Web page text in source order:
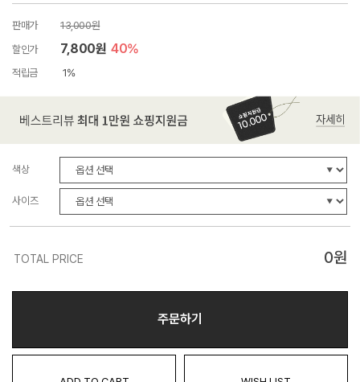
판매가
13,000원
할인가
7,800원 40%
적립금 1%
색상
사이즈
TOTAL PRICE 0원
주문하기